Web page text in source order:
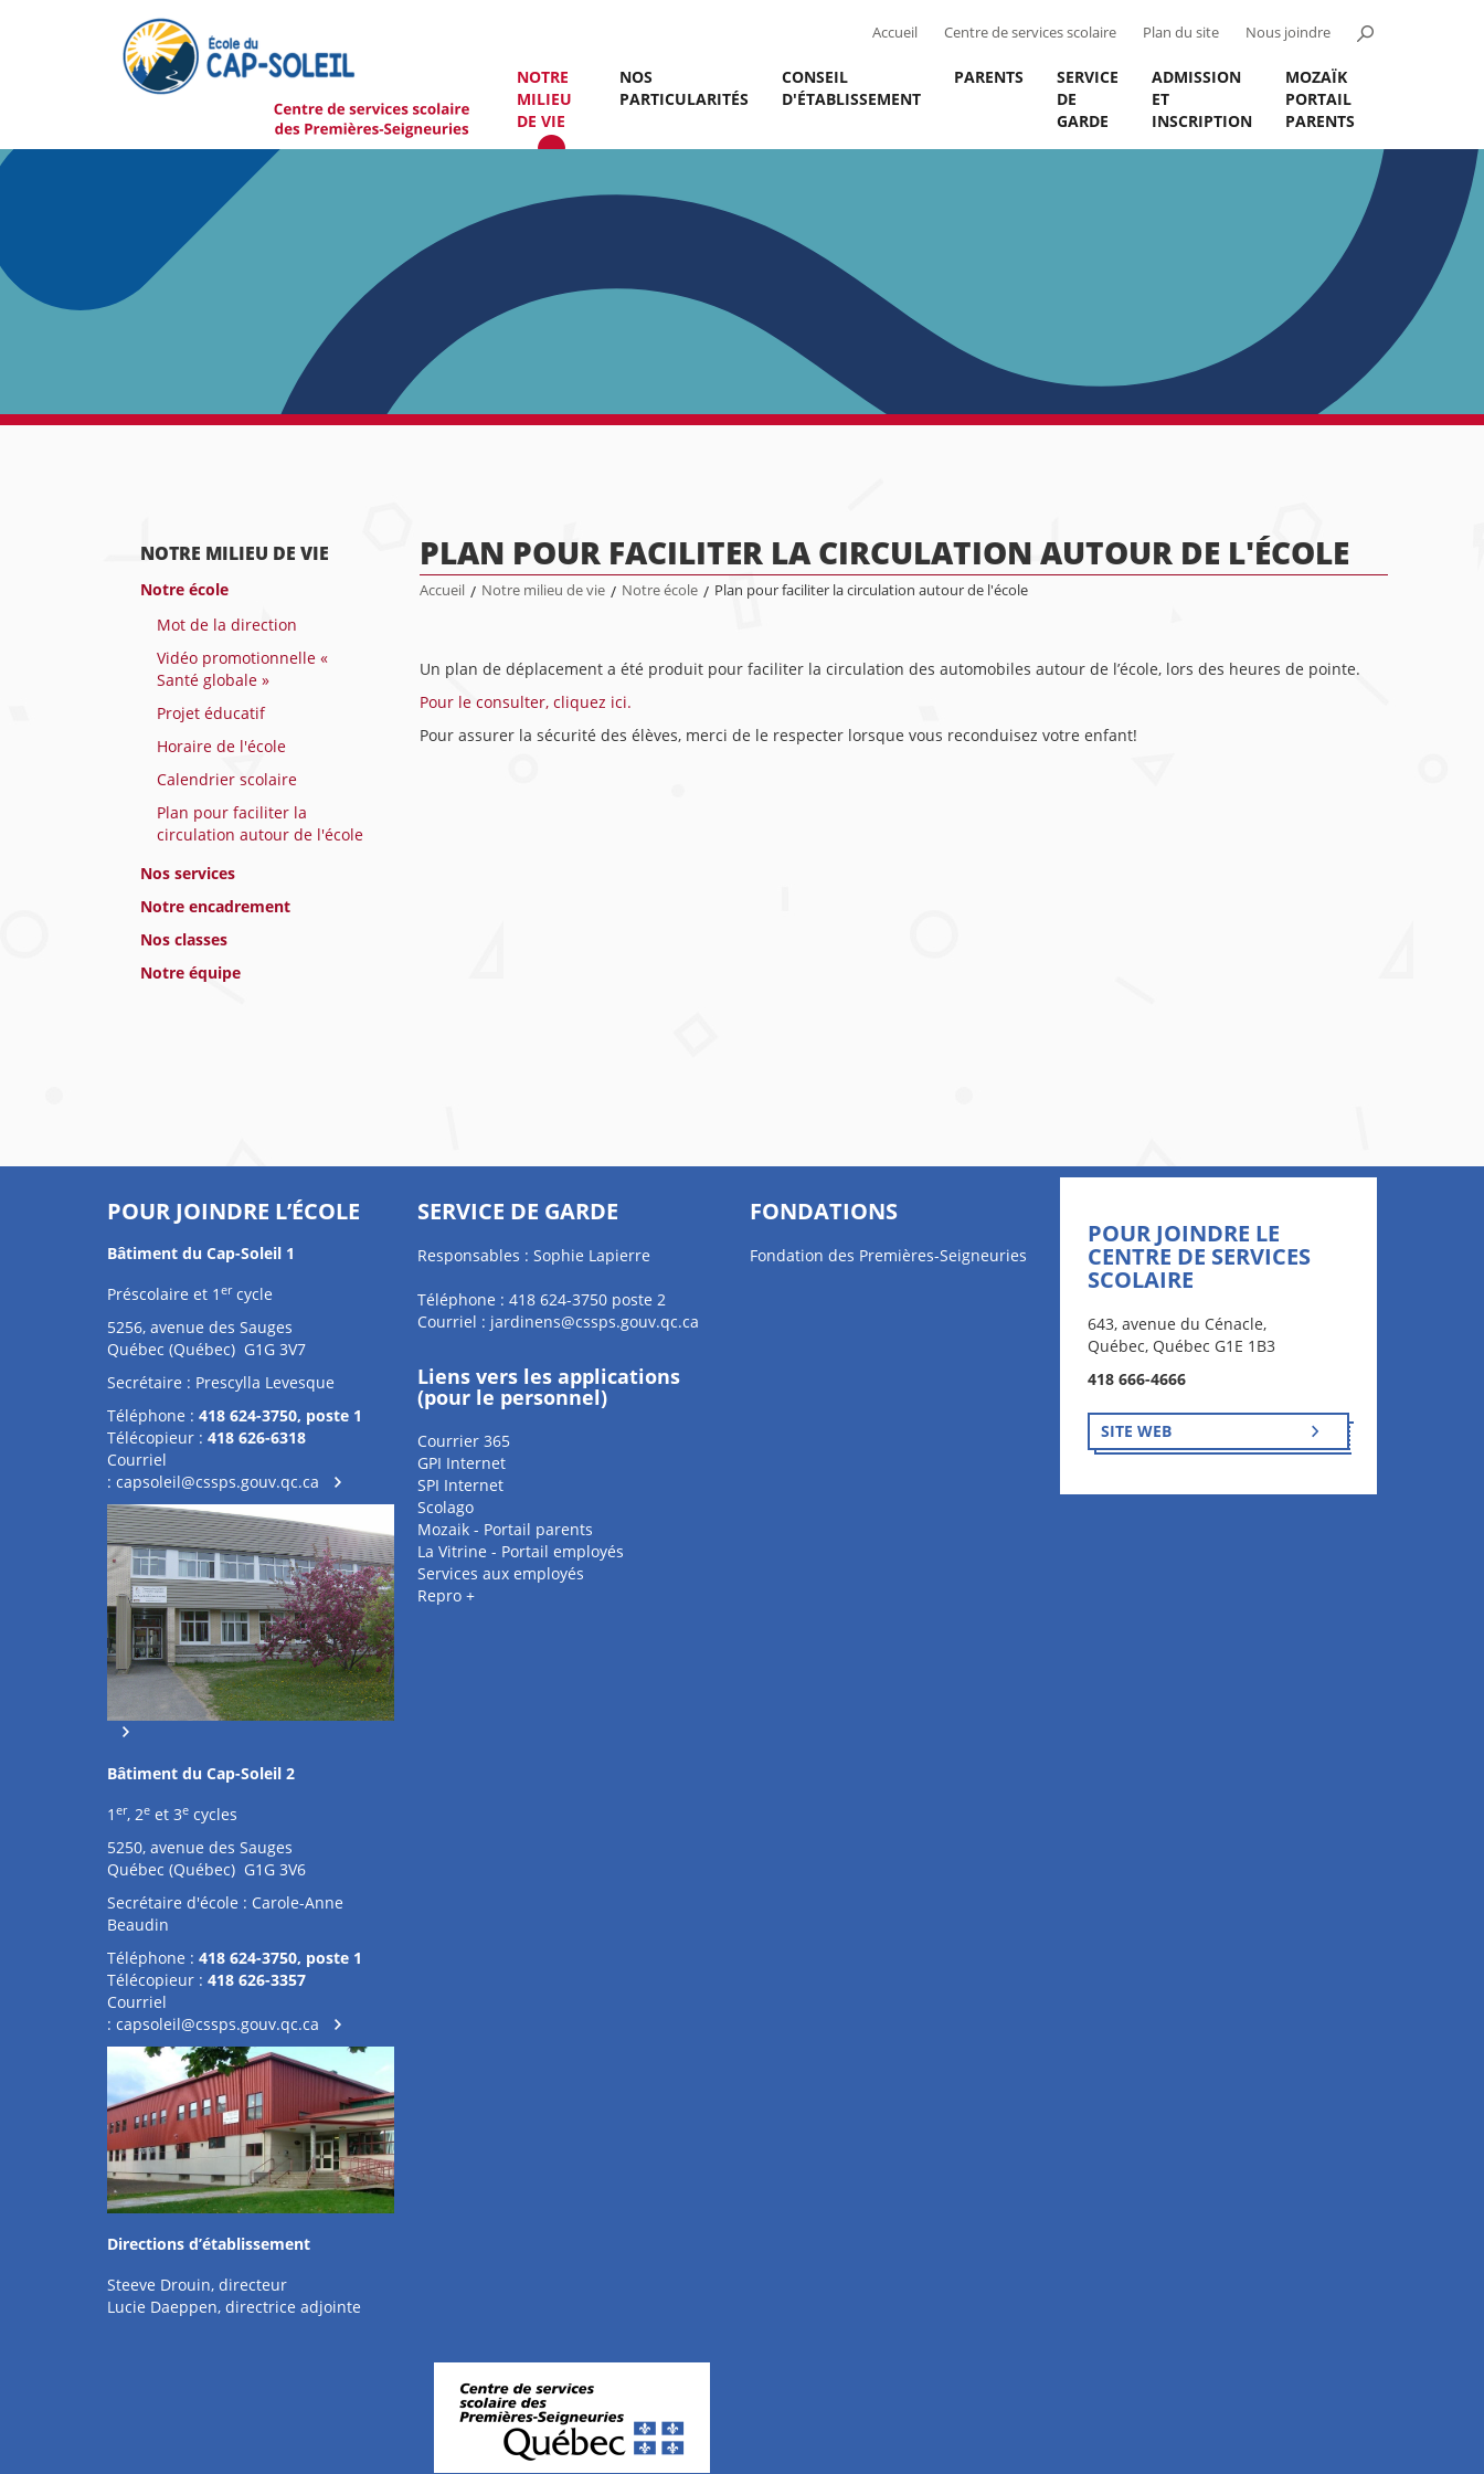
Accueil Centre de services scolaire Plan du site Nous joindre
NOTRE
MILIEU
DE VIE
NOS
PARTICULARITÉS
CONSEIL
D'ÉTABLISSEMENT
PARENTS
SERVICE
DE
GARDE
ADMISSION
ET
INSCRIPTION
MOZAÏK
PORTAIL
PARENTS
NOTRE MILIEU DE VIE
Notre école
Mot de la direction
Vidéo promotionnelle «
Santé globale »
Projet éducatif
Horaire de l'école
Calendrier scolaire
Plan pour faciliter la
circulation autour de l'école
Nos services
Notre encadrement
Nos classes
Notre équipe
PLAN POUR FACILITER LA CIRCULATION AUTOUR DE L'ÉCOLE
Accueil / Notre milieu de vie / Notre école / Plan pour faciliter la circulation autour de l'école
Un plan de déplacement a été produit pour faciliter la circulation des automobiles autour de l’école, lors des heures de pointe.
Pour le consulter, cliquez ici.
Pour assurer la sécurité des élèves, merci de le respecter lorsque vous reconduisez votre enfant!
POUR JOINDRE L’ÉCOLE
Bâtiment du Cap-Soleil 1
Préscolaire et 1 ercycle
5256, avenue des Sauges
Québec (Québec) G1G 3V7
Secrétaire : Prescylla Levesque
Téléphone : 418 624-3750, poste 1
Télécopieur : 418 626-6318
Courriel
: capsoleil@cssps.gouv.qc.ca
Bâtiment du Cap-Soleil 2
1 er, 2e et 3e cycles
5250, avenue des Sauges
Québec (Québec) G1G 3V6
Secrétaire d'école : Carole-Anne
Beaudin
Téléphone : 418 624-3750, poste 1
Télécopieur : 418 626-3357
Courriel
: capsoleil@cssps.gouv.qc.ca
Directions d’établissement
Steeve Drouin, directeur
Lucie Daeppen, directrice adjointe
SERVICE DE GARDE
Responsables : Sophie Lapierre
Téléphone : 418 624-3750 poste 2
Courriel : jardinens@cssps.gouv.qc.ca
Liens vers les applications
(pour le personnel)
Courrier 365
GPI Internet
SPI Internet
Scolago
Mozaik - Portail parents
La Vitrine - Portail employés
Services aux employés
Repro +
FONDATIONS
Fondation des Premières-Seigneuries
POUR JOINDRE LE
CENTRE DE SERVICES
SCOLAIRE
643, avenue du Cénacle,
Québec, Québec G1E 1B3
418 666-4666
SITE WEB